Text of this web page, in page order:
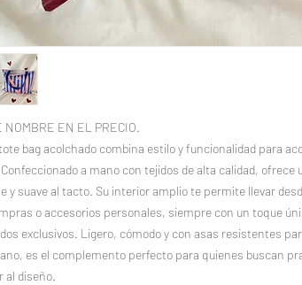
NOMBRE EN EL PRECIO.
bag acolchado combina estilo y funcionalidad para
Confeccionado a mano con tejidos de alta calidad, ofrece
y suave al tacto. Su interior amplio te permite llevar
o accesorios personales, siempre con un toque
exclusivos. Ligero, cómodo y con asas resistentes
es el complemento perfecto para quienes buscan
al diseño.